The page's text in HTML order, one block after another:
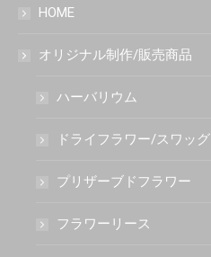
HOME
オリジナル制作/販売商品
ハーバリウム
ドライフラワー/スワッグ
プリザーブドフラワー
フラワーリース